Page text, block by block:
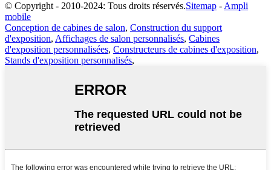
© Copyright - 2010-2024: Tous droits réservés.Sitemap - Ampli
mobile
Conception de cabines de salon, Construction du support
d'exposition, Affichages de salon personnalisés, Cabines
d'exposition personnalisées, Constructeurs de cabines d'exposition,
Stands d'exposition personnalisés,